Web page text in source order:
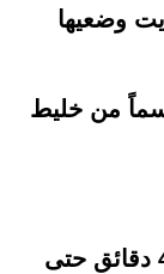
وضعيها
من خليط
غطي المقلاة واطهي البان كيك لـ3-4 دقائق حتى